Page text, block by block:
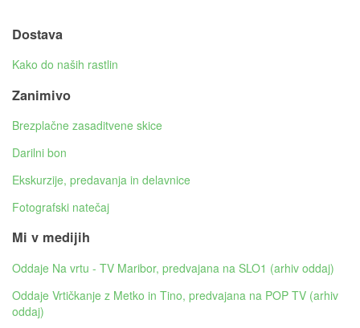
Dostava
Kako do naših rastlin
Zanimivo
Brezplačne zasaditvene skice
Darilni bon
Ekskurzije, predavanja in delavnice
Fotografski natečaj
Mi v medijih
Oddaje Na vrtu - TV Maribor, predvajana na SLO1 (arhiv oddaj)
Oddaje Vrtičkanje z Metko in Tino, predvajana na POP TV (arhiv
oddaj)